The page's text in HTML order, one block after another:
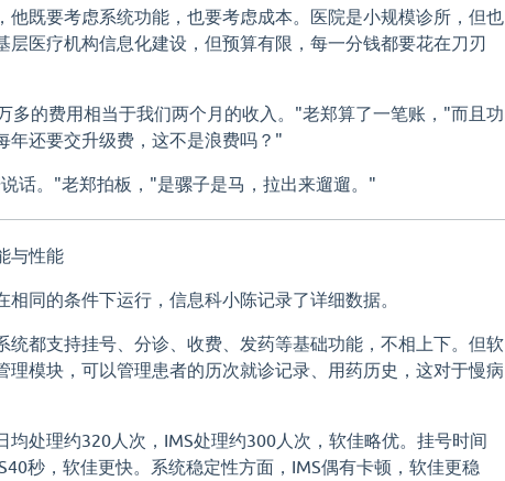
他既要考虑系统功能，也要考虑成本。医院是小规模诊所，但也
层医疗机构信息化建设，但预算有限，每一分钱都要花在刀刃
多的费用相当于我们两个月的收入。"老郑算了一笔账，"而且功
年还要交升级费，这不是浪费吗？"
话。"老郑拍板，"是骡子是马，拉出来遛遛。"
与性能
相同的条件下运行，信息科小陈记录了详细数据。
统都支持挂号、分诊、收费、发药等基础功能，不相上下。但软
理模块，可以管理患者的历次就诊记录、用药历史，这对于慢病
均处理约320人次，IMS处理约300人次，软佳略优。挂号时间
秒，软佳更快。系统稳定性方面，IMS偶有卡顿，软佳更稳